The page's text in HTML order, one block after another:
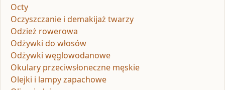
Octy
Oczyszczanie i demakijaż twarzy
Odzież rowerowa
Odżywki do włosów
Odżywki węglowodanowe
Okulary przeciwsłoneczne męskie
Olejki i lampy zapachowe